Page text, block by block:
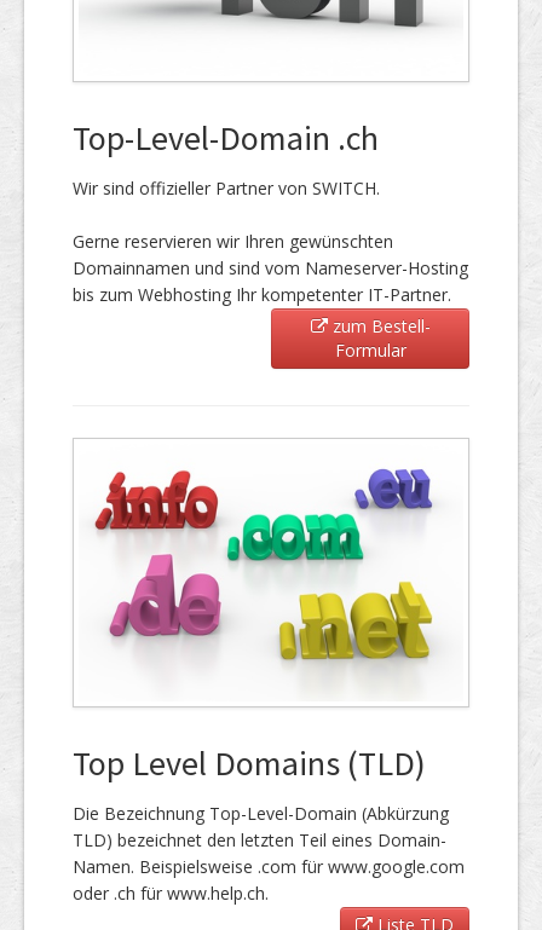
Top-Level-Domain .ch
Wir sind offizieller Partner von SWITCH.
Gerne reservieren wir Ihren gewünschten
Domainnamen und sind vom Nameserver-Hosting
bis zum Webhosting Ihr kompetenter IT-Partner.
zum Bestell-
Formular
Top Level Domains (TLD)
Die Bezeichnung Top-Level-Domain (Abkürzung
TLD) bezeichnet den letzten Teil eines Domain-
Namen. Beispielsweise .com für www.google.com
oder .ch für www.help.ch.
Liste TLD